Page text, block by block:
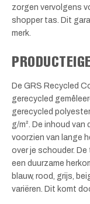
zorgen vervolgens
shopper tas. Dit
merk.
De GRS Recycled
gerecycled
gerecycled
g/m². De inhoud
voorzien van lange
over je schouder.
een duurzame
blauw, rood, grijs,
variëren. Dit komt